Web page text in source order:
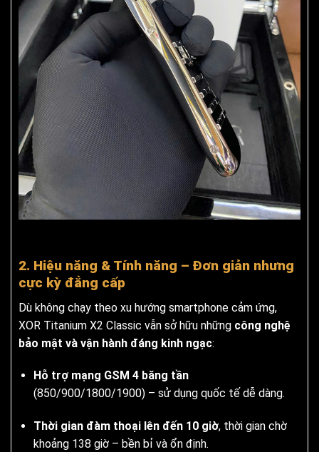
2. Hiệu năng & Tính năng – Đơn giản nhưng
cực kỳ đẳng cấp
Dù không chạy theo xu hướng smartphone cảm ứng,
XOR Titanium X2 Classic vẫn sở hữu những công nghệ
bảo mật và vận hành đáng kinh ngạc:
Hỗ trợ mạng GSM 4 băng tần
(850/900/1800/1900) – sử dụng quốc tế dễ dàng.
Thời gian đàm thoại lên đến 10 giờ, thời gian chờ
khoảng 138 giờ – bền bỉ và ổn định.